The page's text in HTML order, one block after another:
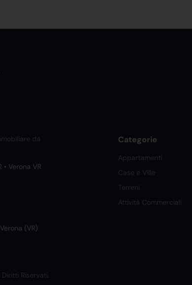
da
• Verona VR
(VR)
Categorie
Appartamenti
Case e Ville
Terreni
Attività Commerciali
Riservati.